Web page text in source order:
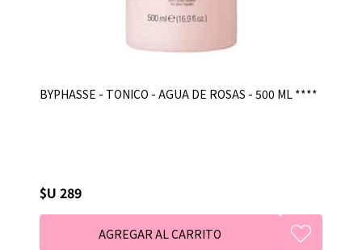
BYPHASSE - TONICO - AGUA DE ROSAS - 500 ML ****
$U 289